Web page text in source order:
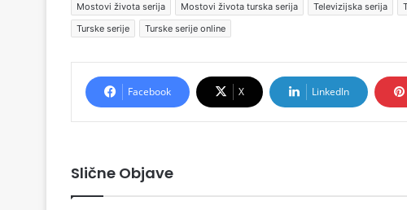
Mostovi života serija
Mostovi života turska serija Televizijska serija
Turske serije
Turske serije online
Facebook X LinkedIn
Slične Objave